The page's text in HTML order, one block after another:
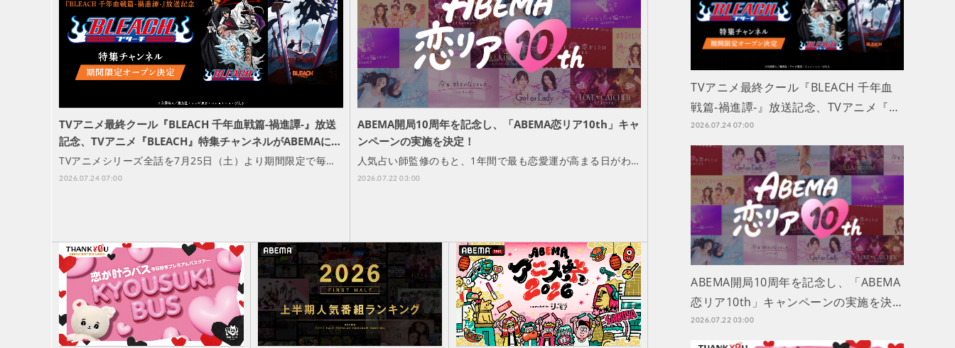
TVアニメ最終クール『BLEACH 千年血戦篇-禍進譚-』放送
記念、TVアニメ『BLEACH』特集チャンネルがABEMAに…
TVアニメシリーズ全話を7月25日（土）より期間限定で毎…
2026.07.24 07:00
ABEMA開局10周年を記念し、「ABEMA恋リア10th」キャ
ンペーンの実施を決定！
人気占い師監修のもと、1年間で最も恋愛運が高まる日がわ…
2026.07.22 03:00
TVアニメ最終クール『BLEACH 千年血
戦篇-禍進譚-』放送記念、TVアニメ『…
2026.07.24 07:00
ABEMA開局10周年を記念し、「ABEMA
恋リア10th」キャンペーンの実施を決…
2026.07.22 03:00